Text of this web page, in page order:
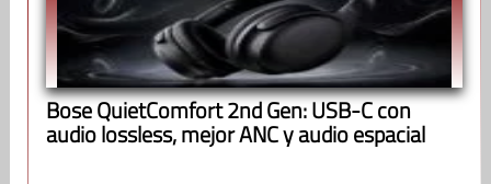
Bose QuietComfort 2nd Gen: USB-C con
audio lossless, mejor ANC y audio espacial